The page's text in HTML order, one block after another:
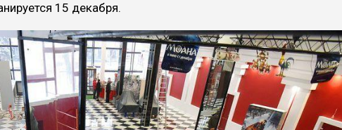
15 декабря.